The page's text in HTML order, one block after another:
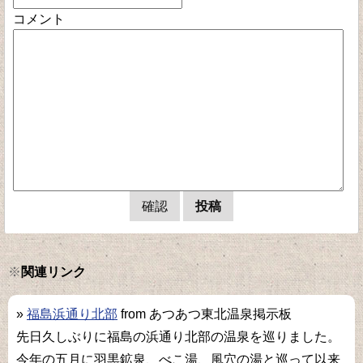
コメント
※関連リンク
» 福島浜通り北部 from あつあつ東北温泉掲示板
先日久しぶりに福島の浜通り北部の温泉を巡りました。
今年の五月に羽黒鉱泉、べこ湯、風穴の湯と巡って以来